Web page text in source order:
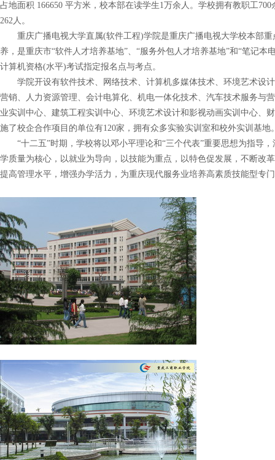
占地面积 166650 平方米，校本部在读学生1万余人。学校拥有教职工
262人。
重庆广播电视大学直属(软件工程)学院是重庆广播电视大学校本部重
养，是重庆市“软件人才培养基地”、“服务外包人才培养基地”和“笔记
计算机资格(水平)考试指定报名点与考点。
学院开设有软件技术、网络技术、计算机多媒体技术、环境艺术设
营销、人力资源管理、会计电算化、机电一体化技术、汽车技术服务与
业实训中心、建筑工程实训中心、环境艺术设计和影视动画实训中心、
施了校企合作项目的单位有120家，拥有众多实验实训室和校外实训基地
“十二五”时期，学校将以邓小平理论和“三个代表”重要思想为指导
学质量为核心，以就业为导向，以技能为重点，以特色促发展，不断改
提高管理水平，增强办学活力，为重庆现代服务业培养高素质技能型专